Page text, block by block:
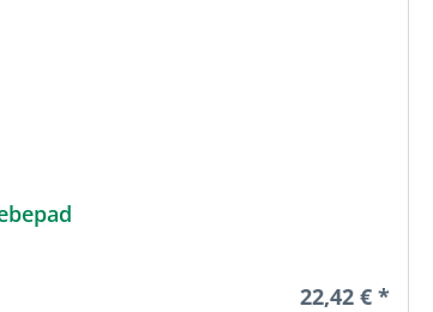
Regulärer
22,42 € *